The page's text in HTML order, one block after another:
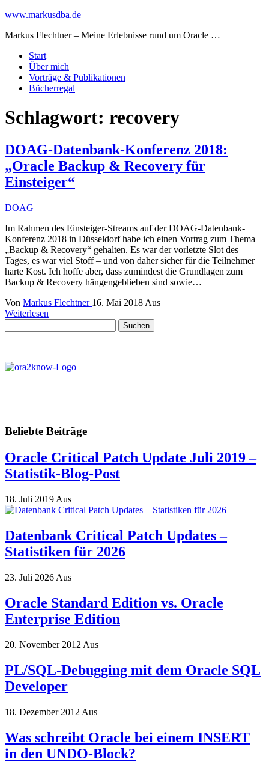
www.markusdba.de
Markus Flechtner – Meine Erlebnisse rund um Oracle …
Start
Über mich
Vorträge & Publikationen
Bücherregal
Schlagwort: recovery
DOAG-Datenbank-Konferenz 2018:
„Oracle Backup & Recovery für
Einsteiger“
DOAG
Im Rahmen des Einsteiger-Streams auf der DOAG-Datenbank-
Konferenz 2018 in Düsseldorf habe ich einen Vortrag zum Thema
„Backup & Recovery“ gehalten. Es war der vorletzte Slot des
Tages, es war viel Stoff – und von daher sicher für die Teilnehmer
harte Kost. Ich hoffe aber, dass zumindest die Grundlagen zum
Backup & Recovery hängengeblieben sind sowie…
Von Markus Flechtner 16. Mai 2018 Aus
Weiterlesen
nach:
Beliebte Beiträge
Oracle Critical Patch Update Juli 2019 –
Statistik-Blog-Post
18. Juli 2019 Aus
Datenbank Critical Patch Updates –
Statistiken für 2026
23. Juli 2026 Aus
Oracle Standard Edition vs. Oracle
Enterprise Edition
20. November 2012 Aus
PL/SQL-Debugging mit dem Oracle SQL
Developer
18. Dezember 2012 Aus
Was schreibt Oracle bei einem INSERT
in den UNDO-Block?